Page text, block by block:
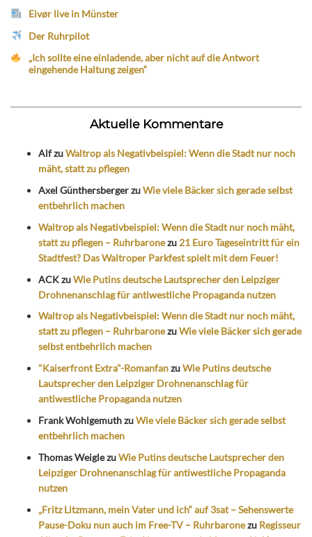
Eivør live in Münster
Der Ruhrpilot
„Ich sollte eine einladende, aber nicht auf die Antwort
eingehende Haltung zeigen“
Aktuelle Kommentare
AlfzuWaltrop als Negativbeispiel: Wenn die Stadt nur noch
mäht, statt zu pflegen
Axel GünthersbergerzuWie viele Bäcker sich gerade selbst
entbehrlich machen
Waltrop als Negativbeispiel: Wenn die Stadt nur noch mäht,
statt zu pflegen – Ruhrbaronezu 21 Euro Tageseintritt für ein
Stadtfest? Das Waltroper Parkfest spielt mit dem Feuer!
ACKzuWie Putins deutsche Lautsprecher den Leipziger
Drohnenanschlag für antiwestliche Propaganda nutzen
Waltrop als Negativbeispiel: Wenn die Stadt nur noch mäht,
statt zu pflegen – RuhrbaronezuWie viele Bäcker sich gerade
selbst entbehrlich machen
"Kaiserfront Extra"-RomanfanzuWie Putins deutsche
Lautsprecher den Leipziger Drohnenanschlag für
antiwestliche Propaganda nutzen
Frank WohlgemuthzuWie viele Bäcker sich gerade selbst
entbehrlich machen
Thomas WeiglezuWie Putins deutsche Lautsprecher den
Leipziger Drohnenanschlag für antiwestliche Propaganda
nutzen
„Fritz Litzmann, mein Vater und ich“ auf 3sat – Sehenswerte
Pause-Doku nun auch im Free-TV – Ruhrbaronezu Regisseur